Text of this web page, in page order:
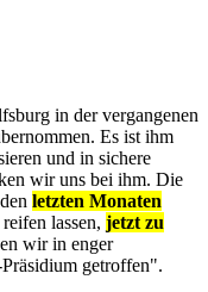
in der vergangenen
Es ist ihm
und in sichere
wir uns bei ihm. Die
letzten Monaten
lassen, jetzt zu
wir in enger
getroffen".